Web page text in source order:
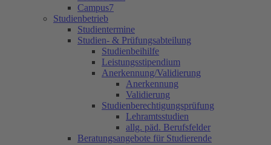
Campus7
Studienbetrieb
Studientermine
Studien- & Prüfungsabteilung
Studienbeihilfe
Leistungsstipendium
Anerkennung/Validierung
Anerkennung
Validierung
Studienberechtigungsprüfung
Lehramtsstudien
allg. päd. Berufsfelder
Beratungsangebote für Studierende